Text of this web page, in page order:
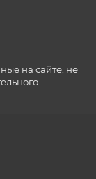
на сайте, не